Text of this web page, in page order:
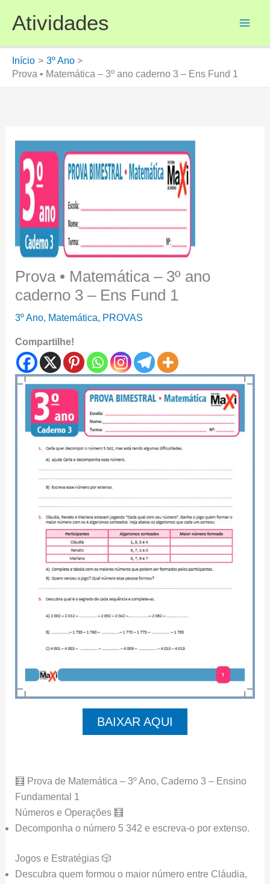
para
conteúdo
Atividades
Início
3º Ano
Prova • Matemática – 3º ano caderno 3 – Ens Fund 1
Prova • Matemática – 3º ano
caderno 3 – Ens Fund 1
3º Ano, Matemática, PROVAS
Compartilhe!
BAIXAR AQUI
🧮 Prova de Matemática – 3º Ano, Caderno 3 – Ensino
Fundamental 1
Números e Operações 🧮
Decomponha o número 5 342 e escreva-o por extenso.
Jogos e Estratégias 🎲
Descubra quem formou o maior número entre Cláudia,